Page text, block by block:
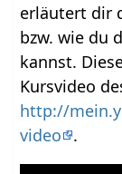
erläutert dir
bzw. wie du
kannst.
Kursvideo
http://
video
.